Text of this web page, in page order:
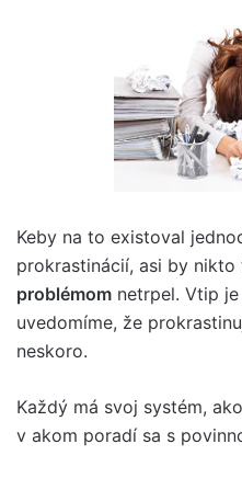
Keby na to existoval
prokrastinácií, asi by nikto
problémom netrpel. Vtip
uvedomíme, že
neskoro.
Každý má svoj systém,
v akom poradí sa s